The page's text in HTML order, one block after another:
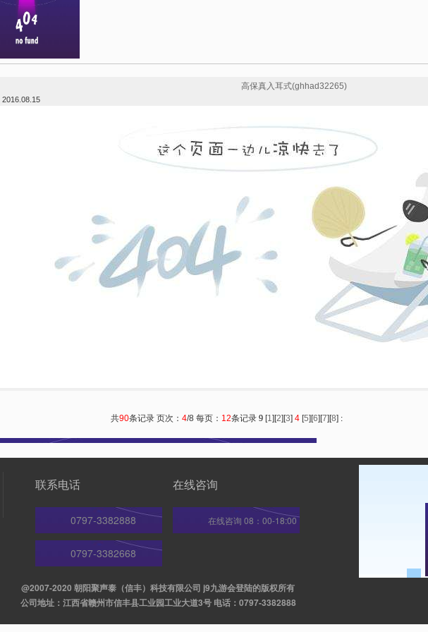
高保真入耳式(ghhad32265)
2016.08.15
共90条记录 页次： 4/8 每页： 12条记录 9 [1][2][3] 4 [5][6][7][8] :
联系电话
0797-3382888
0797-3382668
在线咨询
在线咨询 08：00-18:00
@2007-2020 朝阳聚声泰（信丰）科技有限公司 j9九游会登陆的版权所有
公司地址：江西省赣州市信丰县工业园工业大道3号 电话：0797-3382888